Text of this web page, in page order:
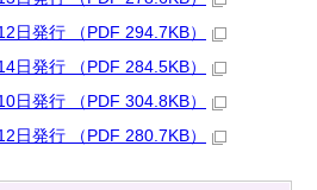
発行 （PDF 294.7KB）
発行 （PDF 284.5KB）
発行 （PDF 304.8KB）
発行 （PDF 280.7KB）